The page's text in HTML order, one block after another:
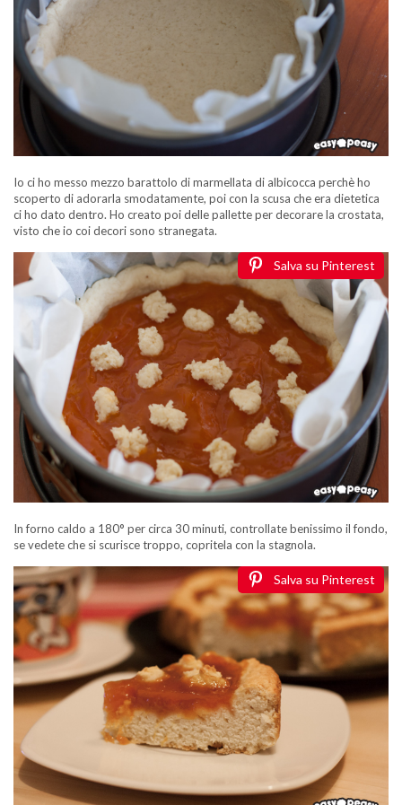
Io ci ho messo mezzo barattolo di marmellata di albicocca perchè ho
scoperto di adorarla smodatamente, poi con la scusa che era dietetica
ci ho dato dentro. Ho creato poi delle pallette per decorare la crostata,
visto che io coi decori sono stranegata.
Salva su Pinterest
In forno caldo a 180° per circa 30 minuti, controllate benissimo il fondo,
se vedete che si scurisce troppo, copritela con la stagnola.
Salva su Pinterest